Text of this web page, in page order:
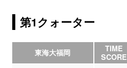
第1クォーター
東海大福岡
TIME
SCORE